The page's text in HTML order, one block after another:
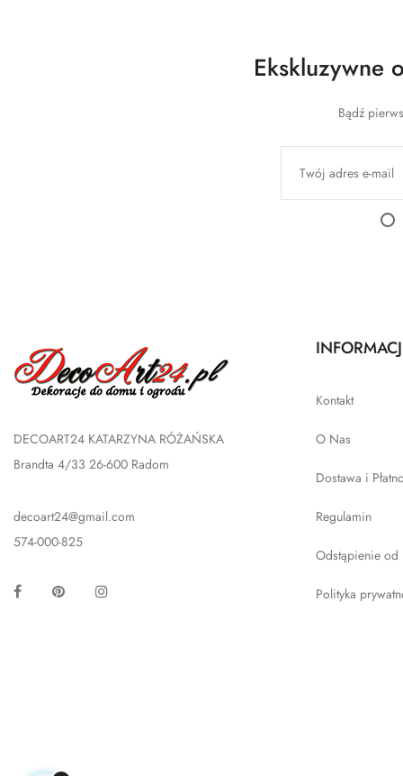
Ekskluzywne
Bądź
DECOART24 KATARZYNA RÓŻAŃSKA
Brandta 4/33 26-600 Radom
decoart24@gmail.com
574-000-825
Facebook Pinterest
Kontakt
O Nas
Dostawa i
Regulamin
Odstąpienie od
Polityka